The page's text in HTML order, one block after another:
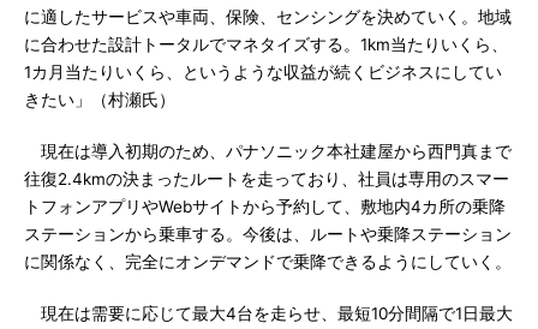
に適したサービスや車両、保険、センシングを決めていく。地域
に合わせた設計トータルでマネタイズする。1km当たりいくら、
1カ月当たりいくら、というような収益が続くビジネスにしてい
きたい」（村瀬氏）
現在は導入初期のため、パナソニック本社建屋から西門真まで
往復2.4kmの決まったルートを走っており、社員は専用のスマー
トフォンアプリやWebサイトから予約して、敷地内4カ所の乗降
ステーションから乗車する。今後は、ルートや乗降ステーション
に関係なく、完全にオンデマンドで乗降できるようにしていく。
現在は需要に応じて最大4台を走らせ、最短10分間隔で1日最大